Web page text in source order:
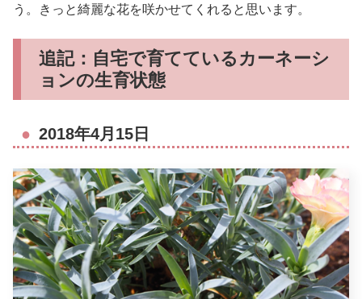
う。きっと綺麗な花を咲かせてくれると思います。
追記：自宅で育てているカーネーシ
ョンの生育状態
2018年4月15日